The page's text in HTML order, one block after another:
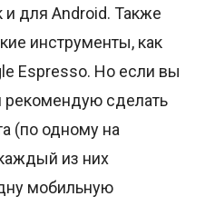
и для Android. Также
инструменты, как
Espresso. Но если вы
рекомендую сделать
(по одному на
из них
мобильную